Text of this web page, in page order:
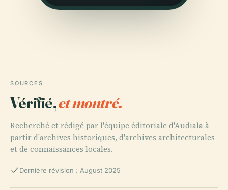
SOURCES
Vérifié,et montré.
Recherché et rédigé par l'équipe éditoriale d'Audiala à
partir d'archives historiques, d'archives architecturales
et de connaissances locales.
Dernière révision : August 2025